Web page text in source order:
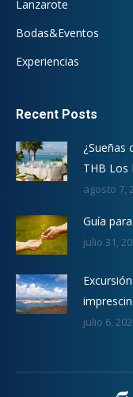
Lanzarote
Bodas&Eventos
Experiencias
Recent Posts
¿Sueñas
THB Los
agosto 7,
Guía
julio 31,
julio 6,